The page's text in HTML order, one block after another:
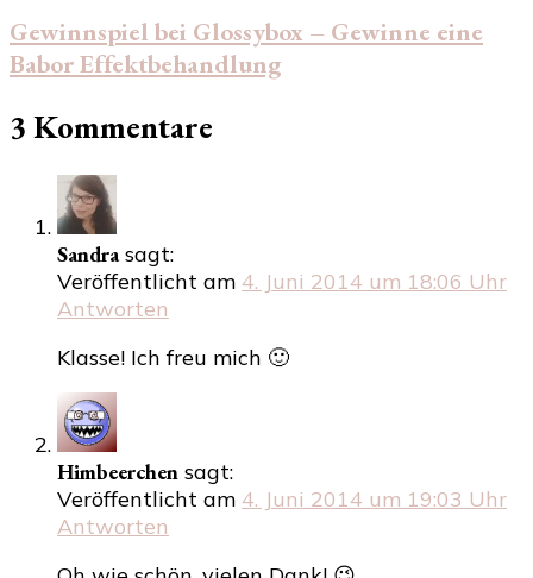
Gewinnspiel bei Glossybox – Gewinne eine
Babor Effektbehandlung
3 Kommentare
Sandra sagt:
Veröffentlicht am 4. Juni 2014 um 18:06 Uhr
Antworten
Klasse! Ich freu mich 🙂
Himbeerchen sagt:
Veröffentlicht am 4. Juni 2014 um 19:03 Uhr
Antworten